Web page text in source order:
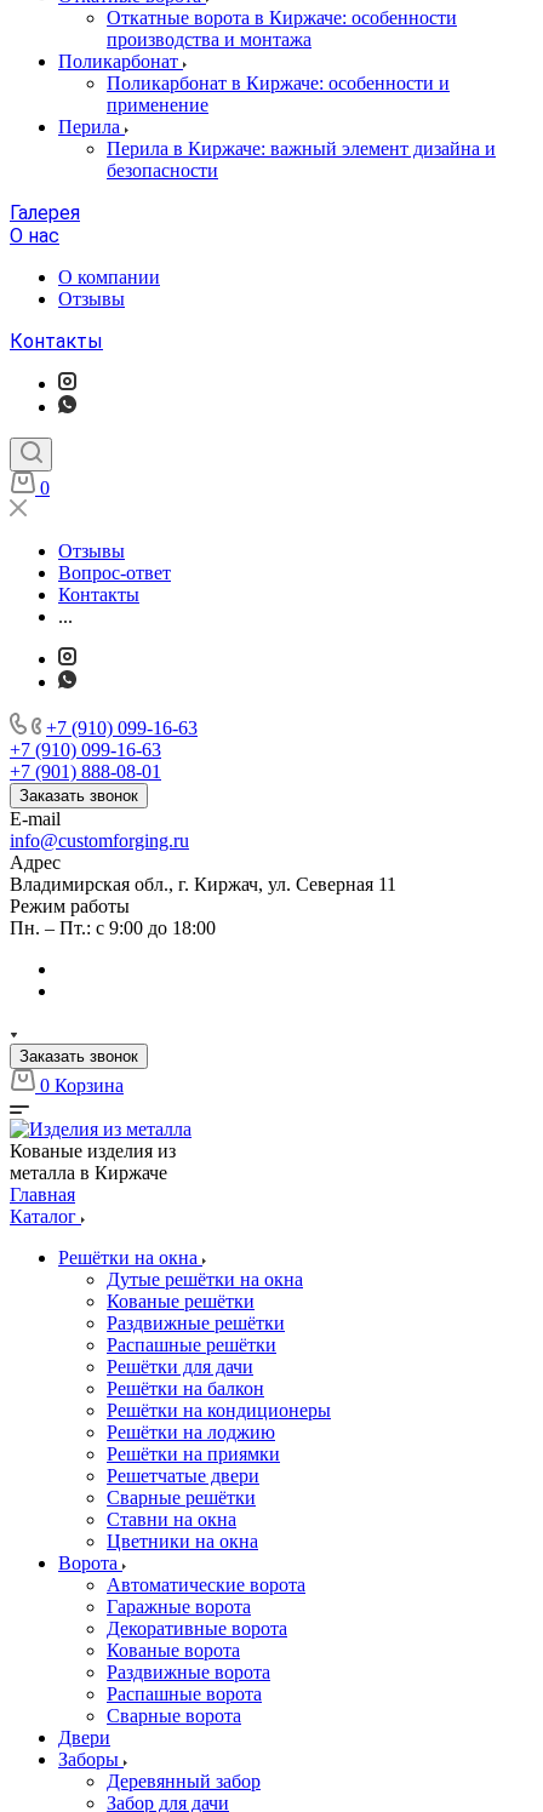
Откатные ворота в Киржаче: особенности
производства и монтажа
Поликарбонат
Поликарбонат в Киржаче: особенности и
применение
Перила
Перила в Киржаче: важный элемент дизайна и
безопасности
Галерея
О нас
О компании
Отзывы
Контакты
0
Отзывы
Вопрос-ответ
Контакты
...
+7 (910) 099-16-63
+7 (910) 099-16-63
+7 (901) 888-08-01
Заказать звонок
E-mail
info@customforging.ru
Адрес
Владимирская обл., г. Киржач, ул. Северная 11
Режим работы
Пн. – Пт.: с 9:00 до 18:00
Заказать звонок
0 Корзина
Кованые изделия из
металла в Киржаче
Главная
Каталог
Решётки на окна
Дутые решётки на окна
Кованые решётки
Раздвижные решётки
Распашные решётки
Решётки для дачи
Решётки на балкон
Решётки на кондиционеры
Решётки на лоджию
Решётки на приямки
Решетчатые двери
Сварные решётки
Ставни на окна
Цветники на окна
Ворота
Автоматические ворота
Гаражные ворота
Декоративные ворота
Кованые ворота
Раздвижные ворота
Распашные ворота
Сварные ворота
Двери
Заборы
Деревянный забор
Забор для дачи